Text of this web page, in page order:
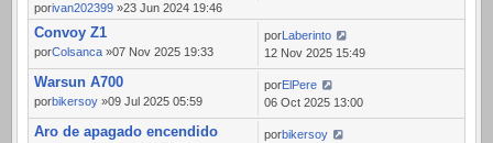
porivan202399 »23 Jun 2024 19:46
Convoy Z1
porColsanca »07 Nov 2025 19:33
por Laberinto
12 Nov 2025 15:49
Warsun A700
porbikersoy »09 Jul 2025 05:59
porElPere
06 Oct 2025 13:00
Aro de apagado encendido porbikersoy